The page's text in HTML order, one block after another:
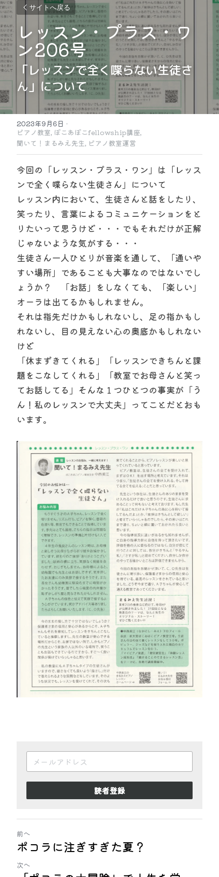
サイトへ戻る
レッスン・プラス・ワ
ン206号
「レッスンで全く喋らない生徒さ
ん」について
2023年9月6日 ·
ピアノ教室, ぽこあぽこfellowship講座,
聞いて！まるみえ先生, ピアノ教室運営
今回の「レッスン・プラス・ワン」は「レッス
ンで全く喋らない生徒さん」について
レッスン内において、生徒さんと話をしたり、
笑ったり、言葉によるコミュニケーションをと
りたいって思うけど・・・でもそれだけが正解
じゃないような気がする・・・
生徒さん一人ひとりが音楽を通して、「通いや
すい場所」であることも大事なのではないでし
ょうか？　「お話」をしなくても、「楽しい」
オーラは出てるかもしれません。
それは指先だけかもしれないし、足の指かもし
れないし、目の見えない心の奥底かもしれない
けど
「休まずきてくれる」「レッスンできちんと課
題をこなしてくれる」「教室でお母さんと笑っ
てお話してる」そんな１つひとつの事実が「う
ん！私のレッスンで大丈夫」ってことだとおも
います。
読者登録
前へ
ポコラに注ぎすぎた夏？
次へ